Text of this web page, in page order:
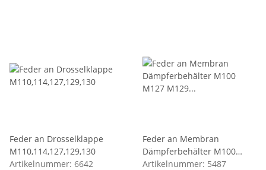
Feder an Drosselklappe
M110,114,127,129,130
Artikelnummer: 6642
Feder an Membran
Dämpferbehälter M100
M127 M129 M130 M189
Artikelnummer: 5487